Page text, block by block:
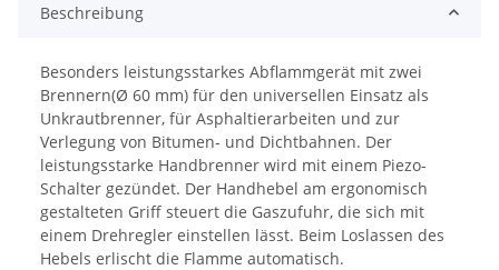
Beschreibung
Besonders leistungsstarkes Abflammgerät mit zwei
Brennern(Ø 60 mm) für den universellen Einsatz als
Unkrautbrenner, für Asphaltierarbeiten und zur
Verlegung von Bitumen- und Dichtbahnen. Der
leistungsstarke Handbrenner wird mit einem Piezo-
Schalter gezündet. Der Handhebel am ergonomisch
gestalteten Griff steuert die Gaszufuhr, die sich mit
einem Drehregler einstellen lässt. Beim Loslassen des
Hebels erlischt die Flamme automatisch.